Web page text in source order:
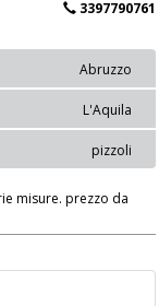
3397790761
Abruzzo
L'Aquila
pizzoli
misure. prezzo da